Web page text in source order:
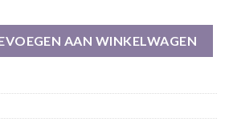
AAN WINKELWAGEN